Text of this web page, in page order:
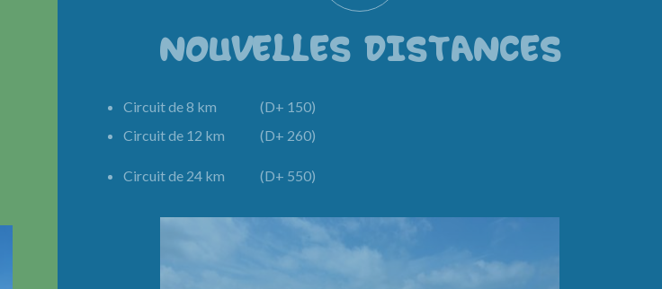
NOUVELLES DISTANCES
Circuit de 8 km (D+ 150)
Circuit de 12 km (D+ 260)
Circuit de 24 km (D+ 550)